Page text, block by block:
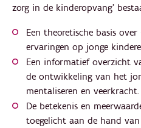
zorg in de kinderopvang’
Een theoretische basis
ervaringen op jonge
Een informatief overzicht
de ontwikkeling van het
mentaliseren en veerkracht.
De betekenis en
toegelicht aan de hand